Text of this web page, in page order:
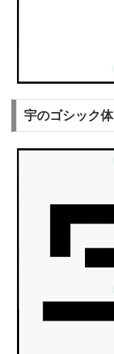
宇のゴシック体